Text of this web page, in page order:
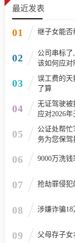
最近发表
01 继子女能否
02
公司串标
该如何应对
03
误工费的天
了算
04
无证驾驶被
应对2026
05
公证处帮忙
务为您保驾
06 9000万洗
07 抢劫罪侵犯
08 涉嫌诈骗
09 父母存子女